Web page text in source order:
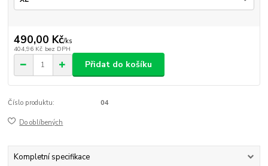
490,00 Kč/ks
404,96 Kč bez DPH
Přidat do košíku
Číslo produktu: 04
Do oblíbených
Kompletní specifikace